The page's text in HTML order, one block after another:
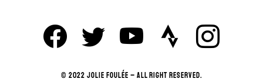
© 2022 JOLIE FOULÉE – ALL RIGHT RESERVED.